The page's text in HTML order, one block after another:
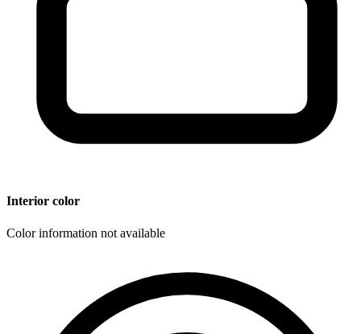
Interior color
Color information not available